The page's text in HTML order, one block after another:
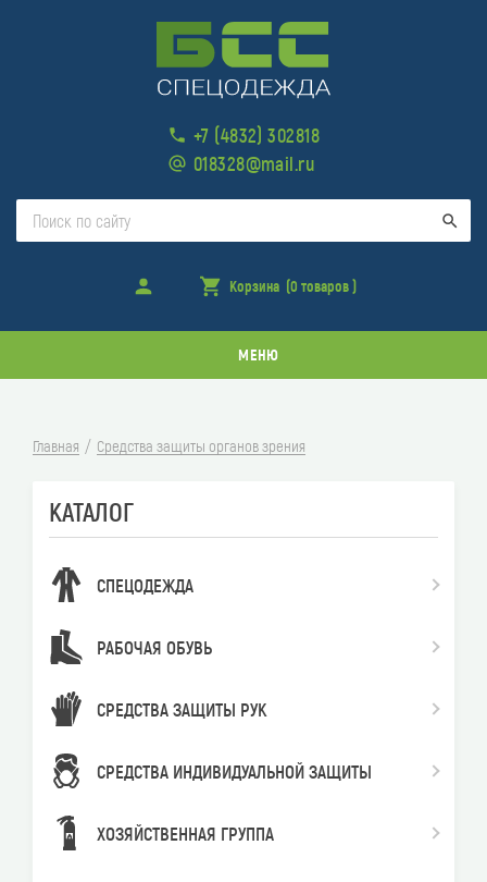
+7 (4832) 302818
018328@mail.ru
Войти
Корзина
товара
(0 товаров )
МЕНЮ
Главная Средства защиты органов зрения
КАТАЛОГ
СПЕЦОДЕЖДА
РАБОЧАЯ ОБУВЬ
СРЕДСТВА ЗАЩИТЫ РУК
СРЕДСТВА ИНДИВИДУАЛЬНОЙ ЗАЩИТЫ
ХОЗЯЙСТВЕННАЯ ГРУППА